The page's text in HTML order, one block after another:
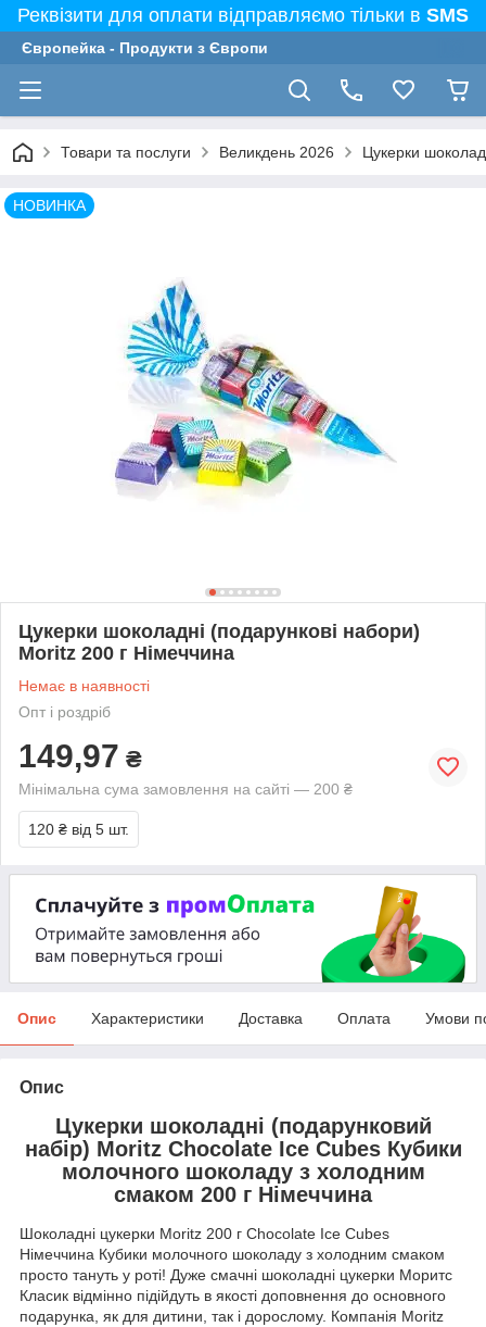
Реквізити для оплати відправляємо тільки в SMS
Європейка - Продукти з Європи
Товари та послуги Великдень 2026 Цукерки
НОВИНКА
Цукерки шоколадні (подарункові набори)
Moritz 200 г Німеччина
Немає в наявності
Опт і роздріб
149,97 ₴
Мінімальна сума замовлення на сайті — 200 ₴
120 ₴ від 5 шт.
Опис Характеристики Доставка Оплата Умови
Опис
Цукерки шоколадні (подарунковий
набір) Moritz Chocolate Ice Cubes Кубики
молочного шоколаду з холодним
смаком 200 г Німеччина
Шоколадні цукерки Moritz 200 г Chocolate Ice Cubes
Німеччина Кубики молочного шоколаду з холодним смаком
просто тануть у роті! Дуже смачні шоколадні цукерки Моритс
Класик відмінно підійдуть в якості доповнення до основного
подарунка, як для дитини, так і дорослому. Компанія Moritz